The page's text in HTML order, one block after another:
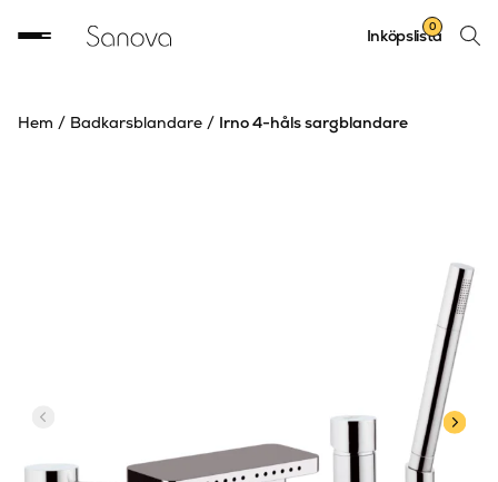
Sök
Inköpslista
0
Hem / Badkarsblandare / Irno 4-håls sargblandare